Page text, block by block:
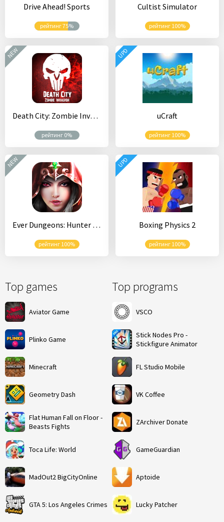
Top games
Aviator Game
Plinko Game
Minecraft
Geometry Dash
Flat Human Fall on Floor -
Beasts Fights
Toca Life: World
MadOut2 BigCityOnline
GTA 5: Los Angeles Crimes
Top programs
VSCO
Stick Nodes Pro -
Stickfigure Animator
FL Studio Mobile
VK Coffee
ZArchiver Donate
GameGuardian
Aptoide
Lucky Patcher
Drive Ahead! Sports
рейтинг 75%
Cultist Simulator
рейтинг 100%
Death City: Zombie Invasion
рейтинг 0%
NEW
uCraft
рейтинг 100%
UPD
Ever Dungeons: Hunter King
рейтинг 100%
NEW
Boxing Physics 2
рейтинг 100%
UPD